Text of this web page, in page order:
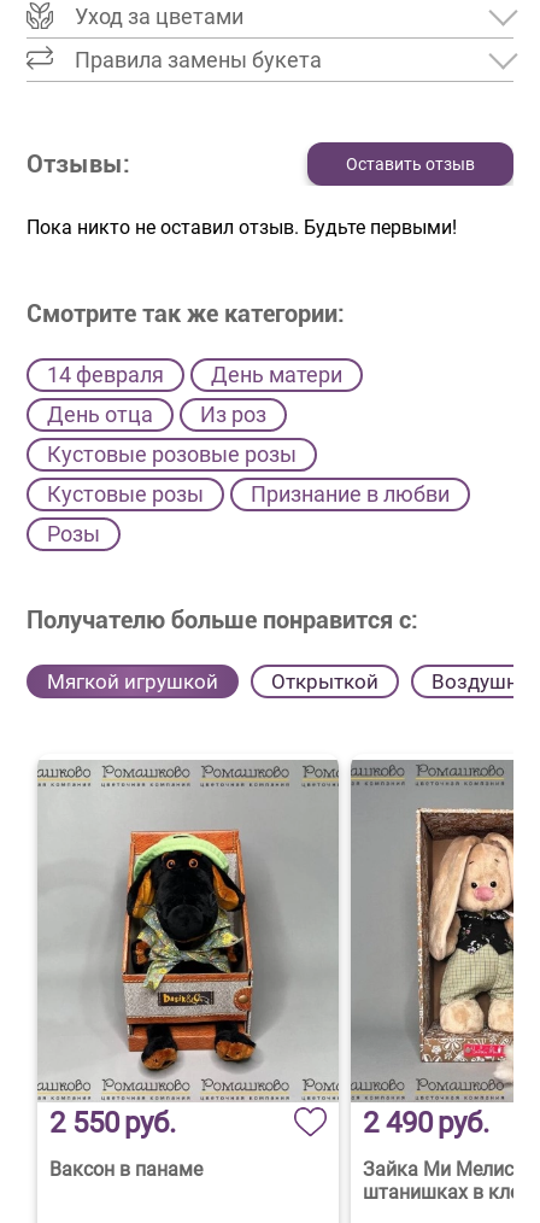
Уход за цветами
Правила замены букета
Отзывы: Оставить отзыв
Пока никто не оставил отзыв. Будьте первыми!
Смотрите так же категории:
14 февраля
День матери
День отца
Из роз
Кустовые розовые розы
Кустовые розы
Признание в любви
Розы
Получателю больше понравится с:
Мягкой игрушкой Открыткой
2 550руб.
Ваксон в панаме
2 490руб.
Зайка Ми Мелисса
штанишках в